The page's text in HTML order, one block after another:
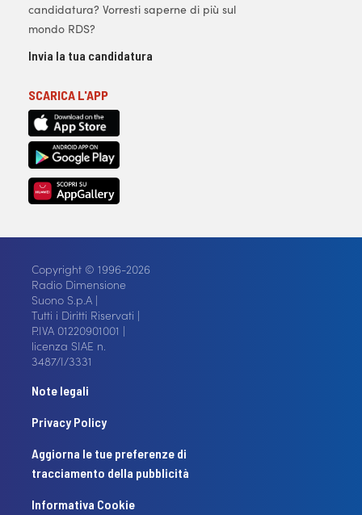
candidatura? Vorresti saperne di più sul
mondo RDS?
Invia la tua candidatura
SCARICA L'APP
Copyright © 1996-2026
Radio Dimensione
Suono S.p.A |
Tutti i Diritti Riservati |
P.IVA 01220901001 |
licenza SIAE n.
3487/I/3331
Note legali
Privacy Policy
Aggiorna le tue preferenze di
tracciamento della pubblicità
Informativa Cookie